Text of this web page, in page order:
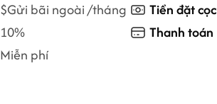
$Gửi bãi ngoài /tháng Tiền đặt cọc
10% Thanh toán
Miễn phí